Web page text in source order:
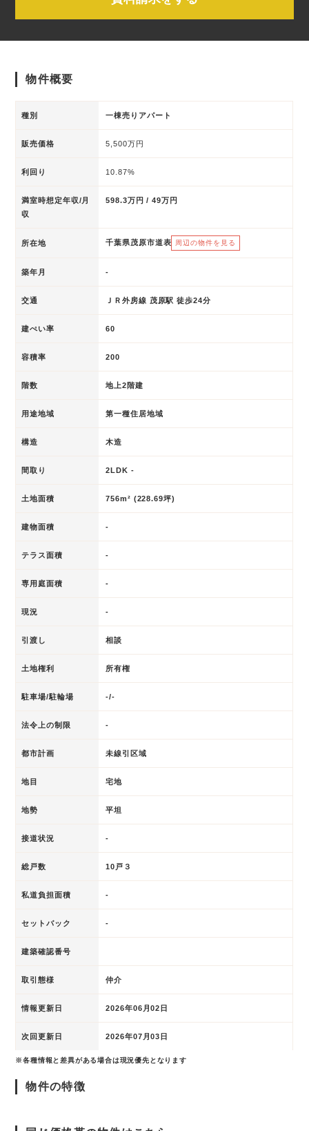
物件概要
種別 一棟売りアパート
販売価格 5,500万円
利回り 10.87%
満室時想定年収/月
収
598.3万円 / 49万円
所在地 千葉県茂原市道表 周辺の物件を見る
築年月 -
交通 ＪＲ外房線 茂原駅 徒歩24分
建ぺい率 60
容積率 200
階数 地上2階建
用途地域 第一種住居地域
構造 木造
間取り 2LDK -
土地面積 756m² (228.69坪)
建物面積 -
テラス面積 -
専用庭面積 -
現況 -
引渡し 相談
土地権利 所有権
駐車場/駐輪場 -/-
法令上の制限 -
都市計画 未線引区域
地目 宅地
地勢 平坦
接道状況 -
総戸数 10戸３
私道負担面積 -
セットバック -
建築確認番号
取引態様 仲介
情報更新日 2026年06月02日
次回更新日 2026年07月03日
※各種情報と差異がある場合は現況優先となります
物件の特徴